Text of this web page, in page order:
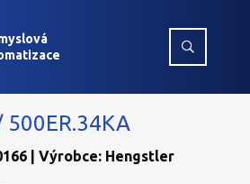
500ER.34KA
| Výrobce: Hengstler